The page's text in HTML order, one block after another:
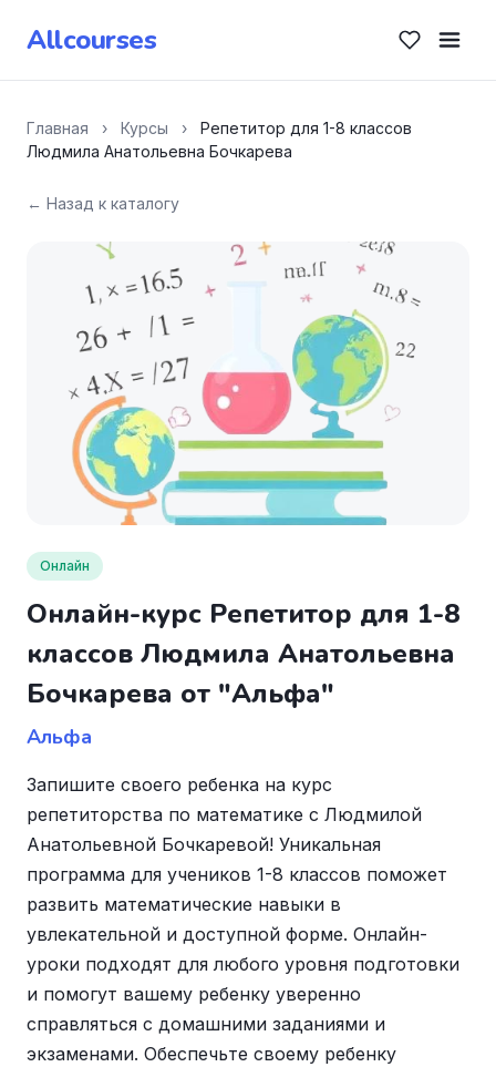
Allcourses
Главная › Курсы ›
Репетитор для 1-8 классов
Людмила Анатольевна Бочкарева
← Назад к каталогу
Онлайн
Онлайн-курс Репетитор для 1-8
классов Людмила Анатольевна
Бочкарева от "Альфа"
Альфа
Запишите своего ребенка на курс
репетиторства по математике с Людмилой
Анатольевной Бочкаревой! Уникальная
программа для учеников 1-8 классов поможет
развить математические навыки в
увлекательной и доступной форме. Онлайн-
уроки подходят для любого уровня подготовки
и помогут вашему ребенку уверенно
справляться с домашними заданиями и
экзаменами. Обеспечьте своему ребенку